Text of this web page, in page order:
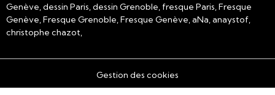
Genève, dessin Paris, dessin Grenoble, fresque Paris, Fresque
Genève, Fresque Grenoble, Fresque Genève, aNa, anaystof,
christophe chazot,
Gestion des cookies